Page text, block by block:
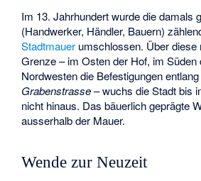
Im 13. Jahrhundert wurde die damals
(Handwerker, Händler, Bauern)
Stadtmauer umschlossen. Über diese
Grenze – im Osten der Hof, im Süden
Nordwesten die Befestigungen
Grabenstrasse– wuchs die Stadt bis
nicht hinaus. Das bäuerlich geprägte
ausserhalb der Mauer.
Wende zur Neuzeit